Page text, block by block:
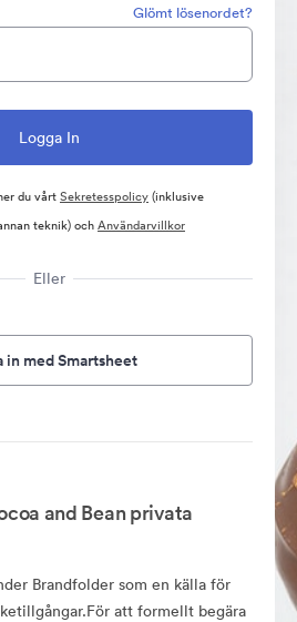
Glömt lösenordet?
du vårtSekretesspolicy(inklusive
teknik) ochAnvändarvillkor
Eller
in med Smartsheet
and Bean privata
Brandfolder som en källa för
att formellt begära